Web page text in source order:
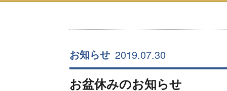
お知らせ 2019.07.30
お盆休みのお知らせ